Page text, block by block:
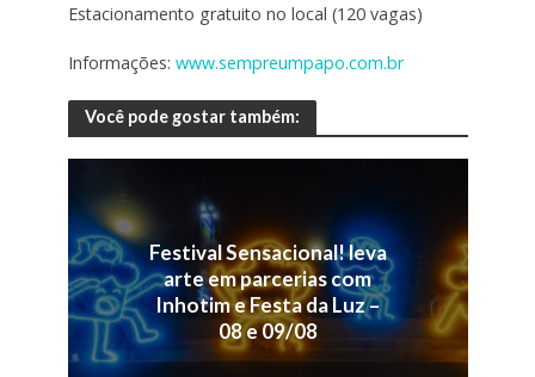
Estacionamento gratuito no local (120 vagas)
Informações: www.sempreumpapo.com.br
Você pode gostar também:
Festival Sensacional! leva
arte em parcerias com
Inhotim e Festa da Luz –
08 e 09/08